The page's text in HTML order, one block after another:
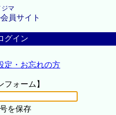
ジマ
員サイト
グイン
定・お忘れの方
フォーム】
を保存